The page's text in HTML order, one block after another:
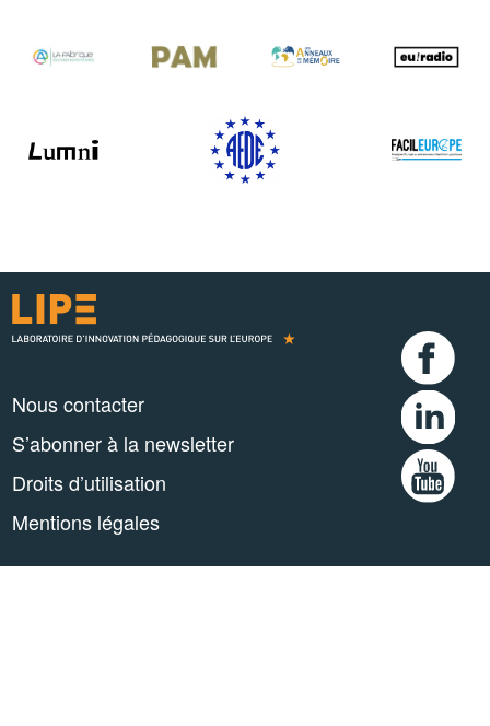
Nous contacter
S’abonner à la newsletter
Droits d’utilisation
Mentions légales